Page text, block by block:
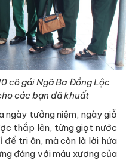
cô gái Ngã Ba Đồng Lộc
các bạn đã khuất
ngày tưởng niệm, ngày giỗ
thắp lên, từng giọt nước
tri ân, mà còn là lời hứa
đáng với máu xương của